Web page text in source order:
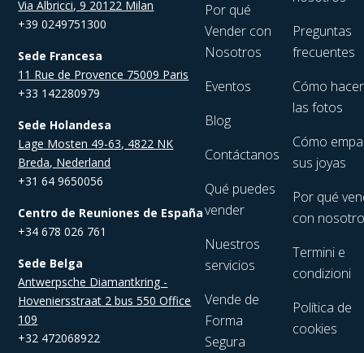
Via Albricci, 9 20122 Milan
+39 0249751300
Sede Francesa
11 Rue de Provence 75009 Paris
+33 142280979
Sede Holandesa
Lage Mosten 49-63, 4822 NK
Breda, Nederland
+31 64 9650056
Centro de Reuniones de España
+34 678 026 761
Sede Belga
Antwerpsche Diamantkring -
Hoveniersstraat 2 bus 550 Office
109
+32 472068922
Por qué
Vender con
Nosotros
Eventos
Blog
Contáctanos
Qué puedes
vender
Nuestros
servicios
Vende de
Forma
Segura
Preguntas
frecuentes
Cómo hacer
las fotos
Cómo
sus joyas
Por qué
con
Termini e
condizioni
Política de
cookies